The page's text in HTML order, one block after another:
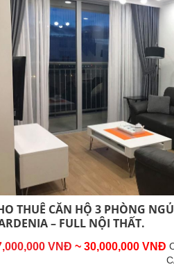
THUÊ CĂN HỘ 3 PHÒNG
– FULL NỘI THẤT.
VNĐ ~ 30,000,000 VNĐ